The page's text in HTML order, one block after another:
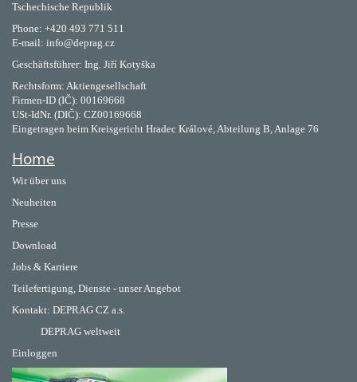
Tschechische Republik
Phone: +420 493 771 511
E-mail: info@deprag.cz
Geschäftsführer: Ing. Jiří Kotyška
Rechtsform: Aktiengesellschaft
Firmen-ID (IČ): 00169668
USt-IdNr. (DIČ): CZ00169668
Eingetragen beim Kreisgericht Hradec Králové, Abteilung B, Anlage 76
Home
Wir über uns
Neuheiten
Presse
Download
Jobs & Karriere
Teilefertigung, Dienste - unser Angebot
Kontakt: DEPRAG CZ a.s.
DEPRAG weltweit
Einloggen